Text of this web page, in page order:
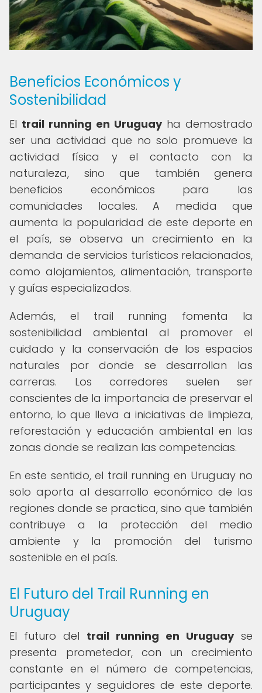
Beneficios Económicos y
Sostenibilidad
El trail running en Uruguayha demostrado
ser una actividad que no solo promueve la
actividad física y el contacto con la
naturaleza, sino que también genera
beneficios económicos para las
comunidades locales. A medida que
aumenta la popularidad de este deporte en
el país, se observa un crecimiento en la
demanda de servicios turísticos relacionados,
como alojamientos, alimentación, transporte
y guías especializados.
Además, el trail running fomenta la
sostenibilidad ambiental al promover el
cuidado y la conservación de los espacios
naturales por donde se desarrollan las
carreras. Los corredores suelen ser
conscientes de la importancia de preservar el
entorno, lo que lleva a iniciativas de limpieza,
reforestación y educación ambiental en las
zonas donde se realizan las competencias.
En este sentido, el trail running en Uruguay no
solo aporta al desarrollo económico de las
regiones donde se practica, sino que también
contribuye a la protección del medio
ambiente y la promoción del turismo
sostenible en el país.
El Futuro del Trail Running en
Uruguay
El futuro del trail running en Uruguayse
presenta prometedor, con un crecimiento
constante en el número de competencias,
participantes y seguidores de este deporte.